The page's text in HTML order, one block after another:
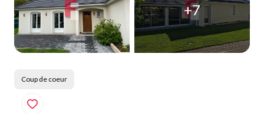
+7
Coup de coeur